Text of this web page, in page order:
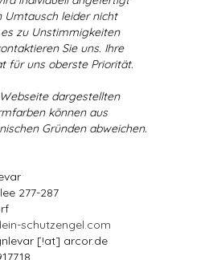
Umtausch leider nicht
zu Unstimmigkeiten
Sie uns. Ihre
für uns oberste Priorität.
dargestellten
können aus
Gründen abweichen.
277-287
schutzengel.com
[!at] arcor.de